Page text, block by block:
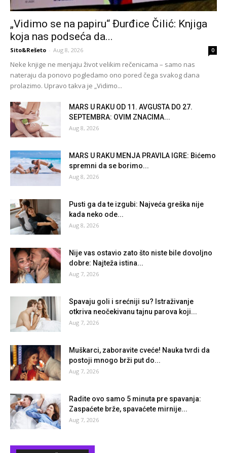
„Vidimo se na papiru“ Đurđice Čilić: Knjiga
koja nas podseća da...
Sito&Rešeto - Aug 8, 2026 0
Neke knjige ne menjaju život velikim rečenicama – samo nas
nateraju da ponovo pogledamo ono pored čega svakog dana
prolazimo. Upravo takva je „Vidimo...
MARS U RAKU OD 11. AVGUSTA DO 27.
SEPTEMBRA: OVIM ZNACIMA...
Aug 8, 2026
MARS U RAKU MENJA PRAVILA IGRE: Bićemo
spremni da se borimo...
Aug 8, 2026
Pusti ga da te izgubi: Najveća greška nije
kada neko ode...
Aug 8, 2026
Nije vas ostavio zato što niste bile dovoljno
dobre: Najteža istina...
Aug 7, 2026
Spavaju goli i srećniji su? Istraživanje
otkriva neočekivanu tajnu parova koji...
Aug 7, 2026
Muškarci, zaboravite cveće! Nauka tvrdi da
postoji mnogo brži put do...
Aug 7, 2026
Radite ovo samo 5 minuta pre spavanja:
Zaspaćete brže, spavaćete mirnije...
Aug 7, 2026